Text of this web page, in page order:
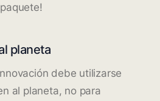
planeta
debe utilizarse
al planeta, no para